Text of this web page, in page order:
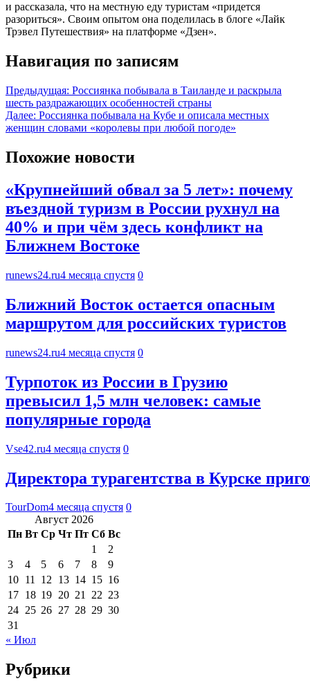
и рассказала, что на местную еду туристам «придется
разориться». Своим опытом она поделилась в блоге «Лайк
Трэвел Путешествия» на платформе «Дзен».
Навигация по записям
Предыдущая: Россиянка побывала в Таиланде и раскрыла
шесть раздражающих особенностей страны
Далее: Россиянка побывала на Кубе и описала местных
женщин словами «королевы при любой погоде»
Похожие новости
«Крупнейший обвал за 5 лет»: почему
въездной туризм в России рухнул на
40% и при чём здесь конфликт на
Ближнем Востоке
runews24.ru4 месяца спустя 0
Ближний Восток остается опасным
маршрутом для российских туристов
runews24.ru4 месяца спустя 0
Турпоток из России в Грузию
превысил 1,5 млн человек: самые
популярные города
Vse42.ru4 месяца спустя 0
Директора турагентства в Курске
TourDom4 месяца спустя 0
Август 2026
Пн Вт Ср Чт Пт Сб Вс
1
2
3
4 5 6 7 8
9
10 11 12 13 14 15 16
17 18 19 20 21 22 23
24 25 26 27 28 29 30
31
« Июл
Рубрики